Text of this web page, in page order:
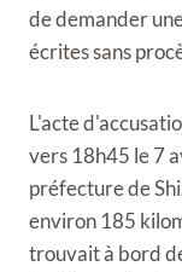
de demander
écrites sans
L'acte
vers 18h45 le 7
préfecture de
environ 185
trouvait à bord